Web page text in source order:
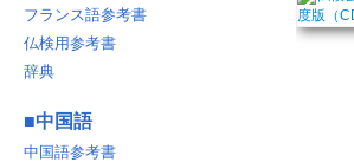
フランス語参考書
仏検用参考書
辞典
■中国語
中国語参考書